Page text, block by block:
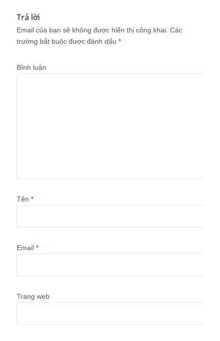
Trả lời
Email của bạn sẽ không được hiển thị công khai. Các
trường bắt buộc được đánh dấu *
Bình luận
Tên *
Email *
Trang web